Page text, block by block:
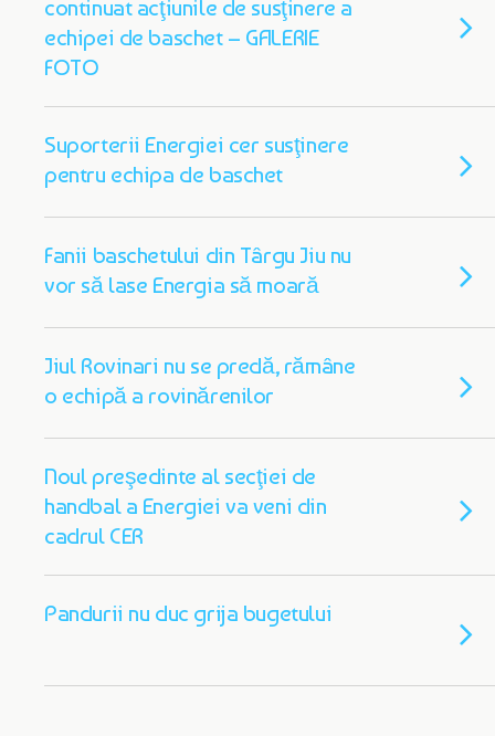
continuat acţiunile de susţinere a
echipei de baschet – GALERIE
FOTO
Suporterii Energiei cer susţinere
pentru echipa de baschet
Fanii baschetului din Târgu Jiu nu
vor să lase Energia să moară
Jiul Rovinari nu se predă, rămâne
o echipă a rovinărenilor
Noul preşedinte al secţiei de
handbal a Energiei va veni din
cadrul CER
Pandurii nu duc grija bugetului